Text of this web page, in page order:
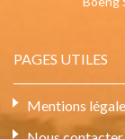
PAGES UTILES
Mentions